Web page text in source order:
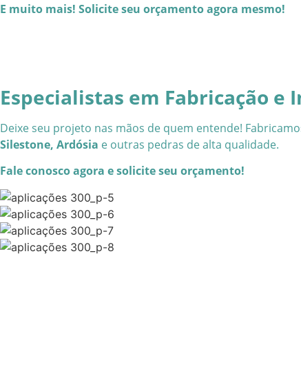
E muito mais! Solicite seu orçamento agora mesmo!
Especialistas em Fabricação e
Deixe seu projeto nas mãos de quem entende!
Silestone, Ardósia e outras pedras de alta qualidade.
Fale conosco agora e solicite seu orçamento!